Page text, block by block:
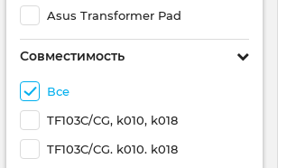
Asus Transformer Pad
Совместимость
Все
TF103C/CG, k010, k018
TF103C/CG. k010. k018